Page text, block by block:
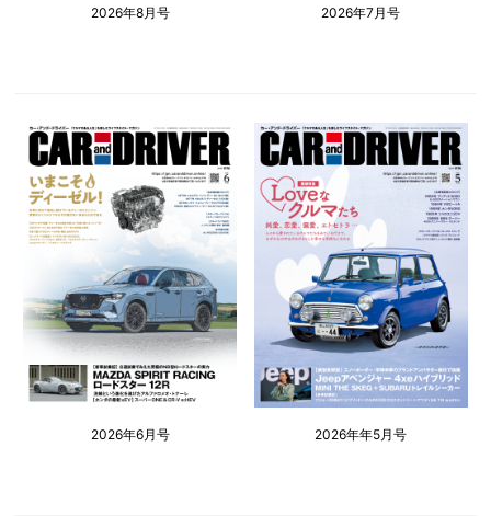
2026年8月号 2026年7月号
2026年6月号 2026年年5月号